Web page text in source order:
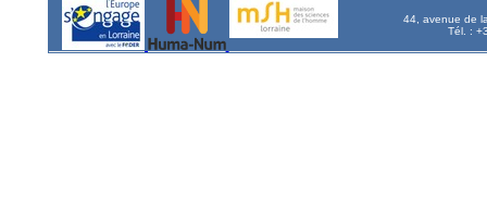
44, avenue de
Tél. :